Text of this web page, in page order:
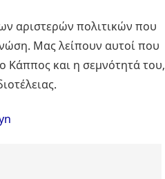
αριστερών πολιτικών που
Μας λείπουν αυτοί που
Κάππος και η σεμνότητά του,